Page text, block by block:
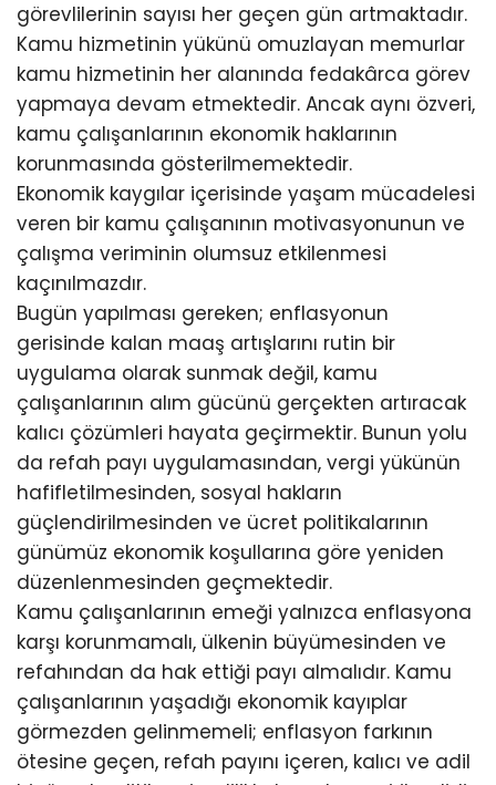
görevlilerinin sayısı her geçen gün artmaktadır.
Kamu hizmetinin yükünü omuzlayan memurlar
kamu hizmetinin her alanında fedakârca görev
yapmaya devam etmektedir. Ancak aynı özveri,
kamu çalışanlarının ekonomik haklarının
korunmasında gösterilmemektedir.
Ekonomik kaygılar içerisinde yaşam mücadelesi
veren bir kamu çalışanının motivasyonunun ve
çalışma veriminin olumsuz etkilenmesi
kaçınılmazdır.
Bugün yapılması gereken; enflasyonun
gerisinde kalan maaş artışlarını rutin bir
uygulama olarak sunmak değil, kamu
çalışanlarının alım gücünü gerçekten artıracak
kalıcı çözümleri hayata geçirmektir. Bunun yolu
da refah payı uygulamasından, vergi yükünün
hafifletilmesinden, sosyal hakların
güçlendirilmesinden ve ücret politikalarının
günümüz ekonomik koşullarına göre yeniden
düzenlenmesinden geçmektedir.
Kamu çalışanlarının emeği yalnızca enflasyona
karşı korunmamalı, ülkenin büyümesinden ve
refahından da hak ettiği payı almalıdır. Kamu
çalışanlarının yaşadığı ekonomik kayıplar
görmezden gelinmemeli; enflasyon farkının
ötesine geçen, refah payını içeren, kalıcı ve adil